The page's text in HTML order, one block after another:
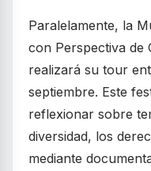
Paralelamente, la
con Perspectiva de
realizará su tour
septiembre. Este
reflexionar sobre
diversidad, los
mediante